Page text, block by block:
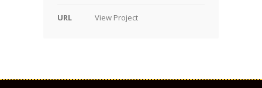
URL View Project